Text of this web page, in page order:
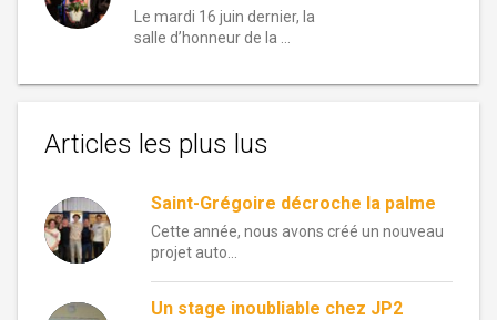
Le mardi 16 juin dernier, la
salle d’honneur de la …
Articles les plus lus
Saint-Grégoire décroche la palme
Cette année, nous avons créé un nouveau
projet auto...
Un stage inoubliable chez JP2